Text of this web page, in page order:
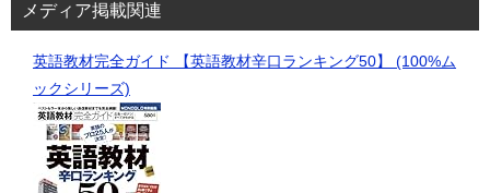
メディア掲載関連
英語教材完全ガイド 【英語教材辛口ランキング50】 (100%ム
ックシリーズ)